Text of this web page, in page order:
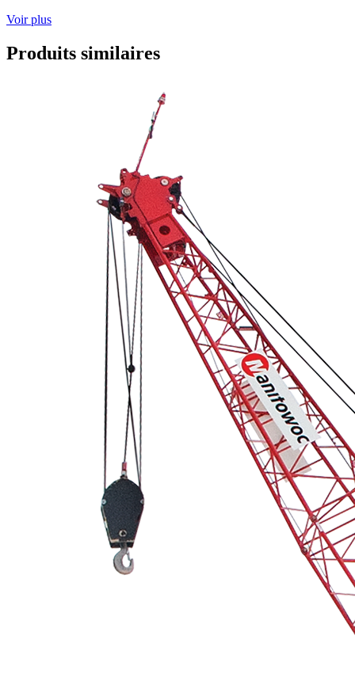
Voir plus
Produits similaires